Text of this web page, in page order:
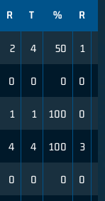
R T % R
2 4 50 1
0 0 0 0
1 1 100 0
4 4 100 3
0 0 0 0